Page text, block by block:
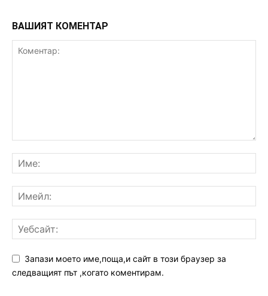
ВАШИЯТ КОМЕНТАР
Запази моето име,поща,и сайт в този браузер за
следващият път ,когато коментирам.